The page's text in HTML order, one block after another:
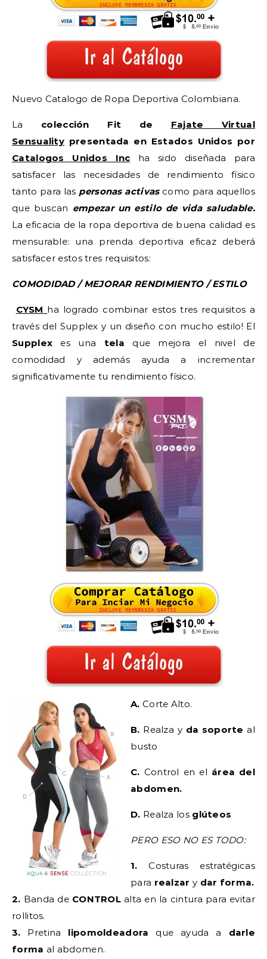
Nuevo Catalogo de Ropa Deportiva Colombiana.
La colección Fit de Fajate Virtual
Sensuality presentada en Estados Unidos por
Catalogos Unidos Inc
ha sido diseñada para
satisfacer las necesidades de rendimiento físico
tanto para las personas activascomo para aquellos
que buscan empezar un estilo de vida saludable.
La eficacia de la ropa deportiva de buena calidad es
mensurable: una prenda deportiva eficaz deberá
satisfacer estos tres requisitos:
COMODIDAD / MEJORAR RENDIMIENTO / ESTILO
CYSM ha logrado combinar estos tres requisitos a
través del Supplex y un diseño con mucho estilo! El
Supplex es una tela que mejora el nivel de
comodidad y además ayuda a incrementar
significativamente tu rendimiento físico.
A. Corte Alto.
B. Realza y da soporte al
busto
C. Control en el área del
abdomen.
D. Realza losglúteos
PERO ESO NO ES TODO:
1. Costuras estratégicas
para realzar y dar forma.
2. Banda de CONTROL alta en la cintura para evitar
rollitos.
3. Pretina lipomoldeadora que ayuda a darle
forma al abdomen.